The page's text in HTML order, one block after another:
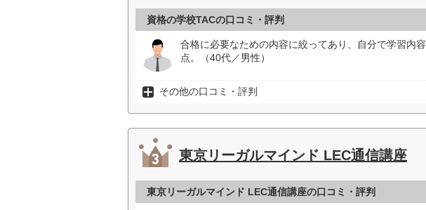
資格の学校TACの口コミ・評判
合格に必要なための内容に絞ってあり、自分で学習内
点。（40代／男性）
その他の口コミ・評判
東京リーガルマインド LEC通信講座
東京リーガルマインド LEC通信講座の口コミ・評判